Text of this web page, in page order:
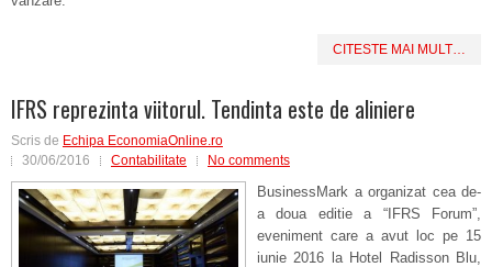
CITESTE MAI MULT…
IFRS reprezinta viitorul. Tendinta este de aliniere
Scris de Echipa EconomiaOnline.ro
30/06/2016
Contabilitate No comments
BusinessMark a organizat cea de-
a doua editie a “IFRS Forum”,
eveniment care a avut loc pe 15
iunie 2016 la Hotel Radisson Blu,